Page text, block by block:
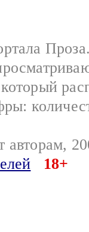
авторам,
18+